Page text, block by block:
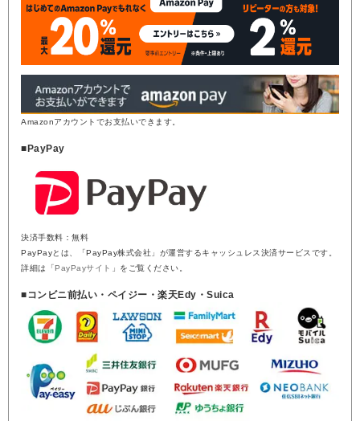
Amazonアカウントでお支払いできます。
■PayPay
決済手数料：無料
PayPayとは、「PayPay株式会社」が運営するキャッシュレス決済サービスです。
詳細は「PayPayサイト 」をご覧ください。
■コンビニ前払い・ペイジー・楽天Edy・Suica